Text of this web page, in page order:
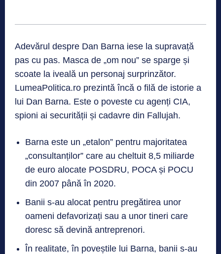
Adevărul despre Dan Barna iese la supravață
pas cu pas. Masca de „om nou” se sparge și
scoate la iveală un personaj surprinzător.
LumeaPolitica.ro prezintă încă o filă de istorie a
lui Dan Barna. Este o poveste cu agenți CIA,
spioni ai securității și cadavre din Fallujah.
Barna este un „etalon” pentru majoritatea
„consultanților” care au cheltuit 8,5 miliarde
de euro alocate POSDRU, POCA și POCU
din 2007 până în 2020.
Banii s-au alocat pentru pregătirea unor
oameni defavorizați sau a unor tineri care
doresc să devină antreprenori.
În realitate, în poveștile lui Barna, banii s-au